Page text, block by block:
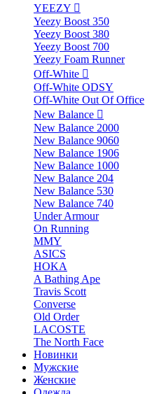
YEEZY
Yeezy Boost 350
Yeezy Boost 380
Yeezy Boost 700
Yeezy Foam Runner
Off-White
Off-White ODSY
Off-White Out Of Office
New Balance
New Balance 2000
New Balance 9060
New Balance 1906
New Balance 1000
New Balance 204
New Balance 530
New Balance 740
Under Armour
On Running
MMY
ASICS
HOKA
A Bathing Ape
Travis Scott
Converse
Old Order
LACOSTE
The North Face
Новинки
Мужские
Женские